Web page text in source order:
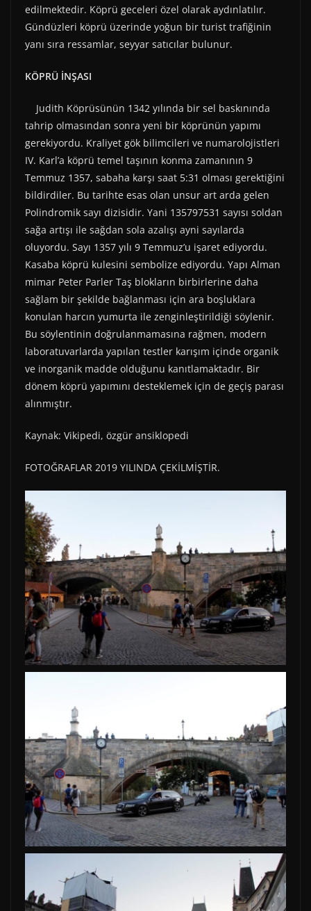
edilmektedir. Köprü geceleri özel olarak aydınlatılır.
Gündüzleri köprü üzerinde yoğun bir turist trafiğinin
yanı sıra ressamlar, seyyar satıcılar bulunur.
KÖPRÜ İNŞASI
Judith Köprüsünün 1342 yılında bir sel baskınında
tahrip olmasından sonra yeni bir köprünün yapımı
gerekiyordu. Kraliyet gök bilimcileri ve numarolojistleri
IV. Karl’a köprü temel taşının konma zamanının 9
Temmuz 1357, sabaha karşı saat 5:31 olması gerektiğini
bildirdiler. Bu tarihte esas olan unsur art arda gelen
Polindromik sayı dizisidir. Yani 135797531 sayısı soldan
sağa artışı ile sağdan sola azalışı ayni sayılarda
oluyordu. Sayı 1357 yılı 9 Temmuz’u işaret ediyordu.
Kasaba köprü kulesini sembolize ediyordu. Yapı Alman
mimar Peter Parler Taş blokların birbirlerine daha
sağlam bir şekilde bağlanması için ara boşluklara
konulan harcın yumurta ile zenginleştirildiği söylenir.
Bu söylentinin doğrulanmamasına rağmen, modern
laboratuvarlarda yapılan testler karışım içinde organik
ve inorganik madde olduğunu kanıtlamaktadır. Bir
dönem köprü yapımını desteklemek için de geçiş parası
alınmıştır.
Kaynak: Vikipedi, özgür ansiklopedi
FOTOĞRAFLAR 2019 YILINDA ÇEKİLMİŞTİR.